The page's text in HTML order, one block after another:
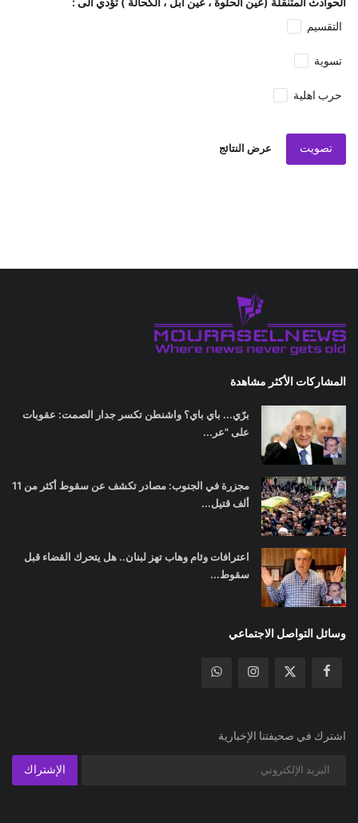
التقسيم
تسوية
حرب اهلية
تصويت عرض النتائج
المشاركات الأكثر مشاهدة
برّي... باي باي؟ واشنطن تكسر جدار الصمت: عقوبات
على "عر...
مجزرة في الجنوب: مصادر تكشف عن سقوط أكثر من 11
ألف قتيل...
اعترافات وئام وهاب تهز لبنان.. هل يتحرك القضاء قبل
سقوط...
وسائل التواصل الاجتماعي
اشترك في صحيفتنا الإخبارية
الإشتراك